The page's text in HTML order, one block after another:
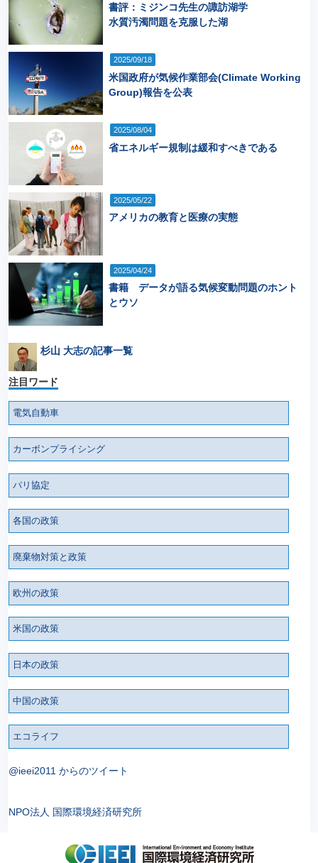
書評：ミジンコ先生の諏訪湖学
水質汚濁問題を克服した湖
2025/09/18
米国政府が気候作業部会(Climate Working
Group)報告を公表
2025/08/04
省エネルギー規制は緩和すべきである
2025/05/22
アメリカの教育と医療の実態
2025/04/24
書籍 データが語る気候変動問題のホント
とウソ
杉山 大志の記事一覧
注目ワード
電気自動車
カーボンプライシング
パリ協定
各国の政策
廃棄物対策と政策
欧州の政策
米国の政策
日本の政策
中国の政策
エコライフ
@ieei2011 からのツイート
NPO法人 国際環境経済研究所